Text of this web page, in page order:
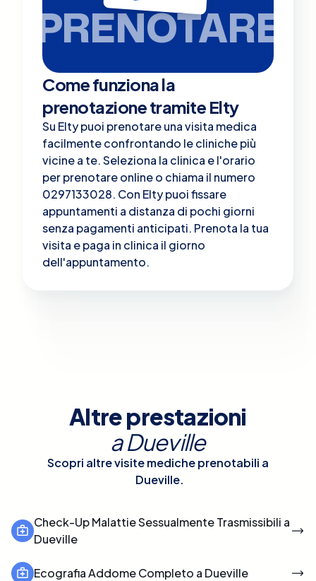
PRENOTARE
Come funziona la
prenotazione tramite Elty
Su Elty puoi prenotare una visita medica
facilmente confrontando le cliniche più
vicine a te. Seleziona la clinica e l'orario
per prenotare online o chiama il numero
0297133028. Con Elty puoi fissare
appuntamenti a distanza di pochi giorni
senza pagamenti anticipati. Prenota la tua
visita e paga in clinica il giorno
dell'appuntamento.
Altre prestazioni
aDueville
Scopri altre visite mediche prenotabili a
Dueville.
Check-Up Malattie Sessualmente Trasmissibili a
Dueville
Ecografia Addome Completo a Dueville